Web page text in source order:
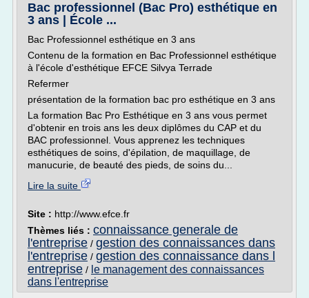
Bac professionnel (Bac Pro) esthétique en
3 ans | École ...
Bac Professionnel esthétique en 3 ans
Contenu de la formation en Bac Professionnel esthétique
à l'école d'esthétique EFCE Silvya Terrade
Refermer
présentation de la formation bac pro esthétique en 3 ans
La formation Bac Pro Esthétique en 3 ans vous permet
d'obtenir en trois ans les deux diplômes du CAP et du
BAC professionnel. Vous apprenez les techniques
esthétiques de soins, d'épilation, de maquillage, de
manucurie, de beauté des pieds, de soins du...
Lire la suite
Site : http://www.efce.fr
Thèmes liés : connaissance generale de
l'entreprise / gestion des connaissances dans
l'entreprise / gestion des connaissance dans l
entreprise / le management des connaissances
dans l'entreprise